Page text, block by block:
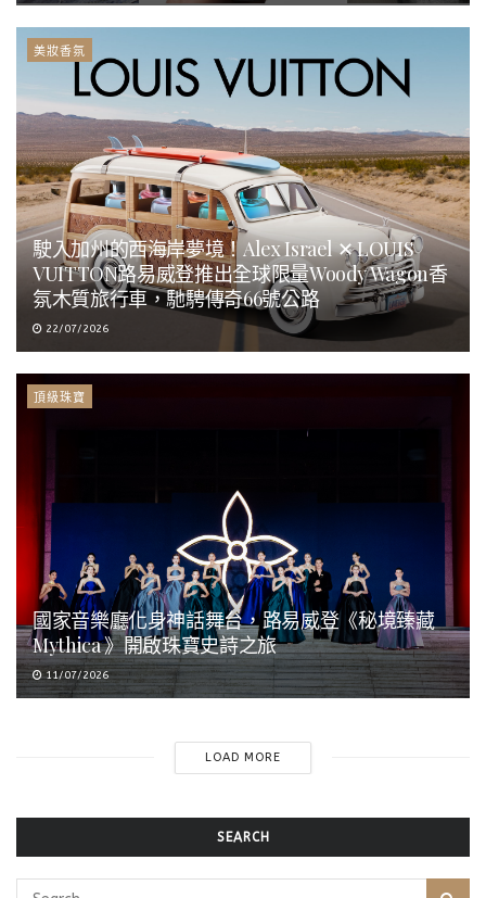
美妝香氛
駛入加州的西海岸夢境！Alex Israel ✕ LOUIS
VUITTON路易威登推出全球限量Woody Wagon香
氛木質旅行車，馳騁傳奇66號公路
22/07/2026
頂級珠寶
國家音樂廳化身神話舞台，路易威登《秘境臻藏
Mythica 》開啟珠寶史詩之旅
11/07/2026
LOAD MORE
SEARCH